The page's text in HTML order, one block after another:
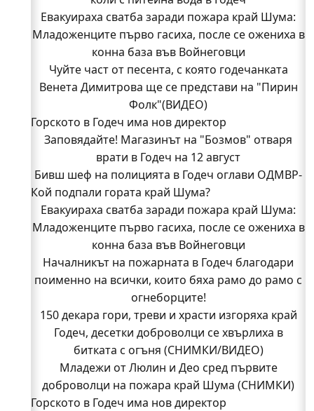
Евакуираха сватба заради пожара край Шума:
Младоженците първо гасиха, после се ожениха в
конна база във Войнеговци
Чуйте част от песента, с която годечанката
Венета Димитрова ще се представи на "Пирин
Фолк"(ВИДЕО)
Горското в Годеч има нов директор
Заповядайте! Магазинът на "Бозмов" отваря
врати в Годеч на 12 август
Бивш шеф на полицията в Годеч оглави ОДМВР-
Видин
Кой подпали гората край Шума?
Младежи от Люлин и Део сред първите
доброволци на пожара край Шума (СНИМКИ)
Началникът на пожарната в Годеч благодари
поименно на всички, които бяха рамо до рамо с
огнеборците!
150 декара гори, треви и храсти изгоряха край
Годеч, десетки доброволци се хвърлиха в
битката с огъня (СНИМКИ/ВИДЕО)
Полицията влиза в селата
Възможни са прекъсвания на тока утре в части
от община Годеч
Кой подпали гората край Шума?
Евакуираха сватба заради пожара край Шума:
Младоженците първо гасиха, после се ожениха в
конна база във Войнеговци
Началникът на пожарната в Годеч благодари
поименно на всички, които бяха рамо до рамо с
огнеборците!
150 декара гори, треви и храсти изгоряха край
Годеч, десетки доброволци се хвърлиха в
битката с огъня (СНИМКИ/ВИДЕО)
Младежи от Люлин и Део сред първите
доброволци на пожара край Шума (СНИМКИ)
Горското в Годеч има нов директор